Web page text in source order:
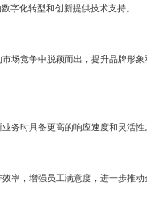
字化转型和创新提供技术支持。
场竞争中脱颖而出，提升品牌形象
务时具备更高的响应速度和灵活性。
率，增强员工满意度，进一步推动